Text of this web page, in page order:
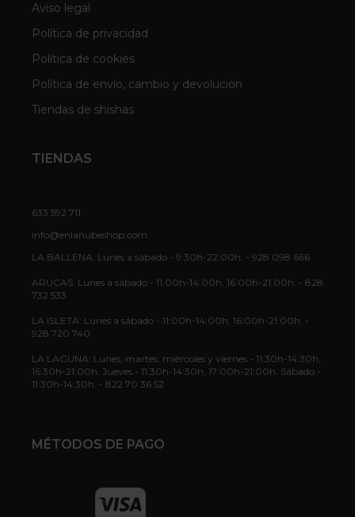
Aviso legal
Política de privacidad
Política de cookies
Política de envío, cambio y devolución
Tiendas de shishas
TIENDAS
633 592 711
info@enlanubeshop.com
LA BALLENA: Lunes a sábado - 9:30h-22:00h. - 928 098 666
ARUCAS: Lunes a sábado - 11:00h-14:00h, 16:00h-21:00h. - 828
732 533
LA ISLETA: Lunes a sábado - 11:00h-14:00h, 16:00h-21:00h. -
928 720 740
LA LAGUNA: Lunes, martes, miércoles y viernes - 11:30h-14:30h,
16:30h-21:00h. Jueves - 11:30h-14:30h, 17:00h-21:00h. Sábado -
11:30h-14:30h. - 822 70 36 52
MÉTODOS DE PAGO